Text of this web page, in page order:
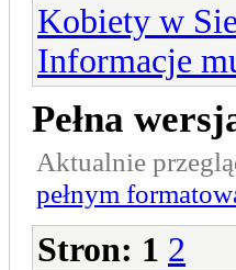
Kobiety w
Informacje
Pełna
Aktualnie
pełnym
Stron: 1 2